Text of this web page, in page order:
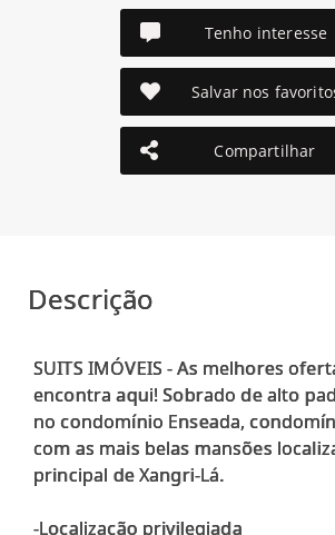
Tenho interesse
Salvar nos
Compartilhar
Descrição
SUITS IMÓVEIS - As melhores
encontra aqui! Sobrado de alto
no condomínio Enseada,
com as mais belas mansões
principal de Xangri-Lá.
-Localização privilegiada